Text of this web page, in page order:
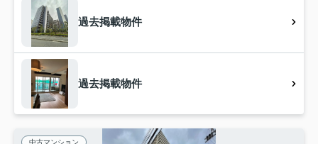
過去掲載物件
過去掲載物件
中古マンション